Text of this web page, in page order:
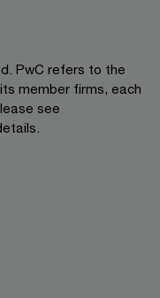
PwC refers to the
member firms, each
see